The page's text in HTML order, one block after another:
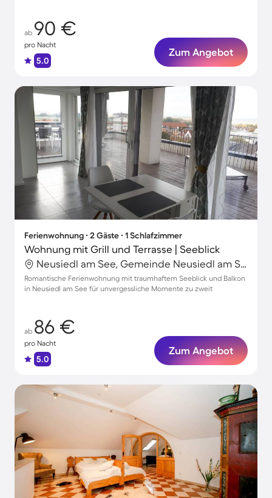
ab 90 €
pro Nacht
5.0
Zum Angebot
Ferienwohnung ∙ 2 Gäste ∙ 1 Schlafzimmer
Wohnung mit Grill und Terrasse | Seeblick
Neusiedl am See, Gemeinde Neusiedl am See, Österreich
Romantische Ferienwohnung mit traumhaftem Seeblick und Balkon
in Neusiedl am See für unvergessliche Momente zu zweit
ab 86 €
pro Nacht
5.0
Zum Angebot